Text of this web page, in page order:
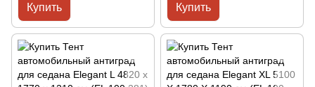
Купить Купить